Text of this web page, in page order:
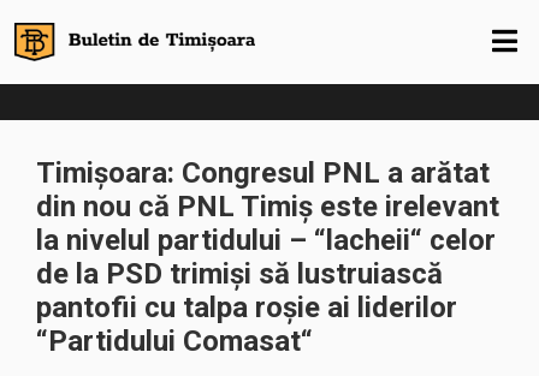
Timișoara: Congresul PNL a arătat
din nou că PNL Timiș este irelevant
la nivelul partidului – “lacheii“ celor
de la PSD trimiși să lustruiască
pantofii cu talpa roșie ai liderilor
“Partidului Comasat“